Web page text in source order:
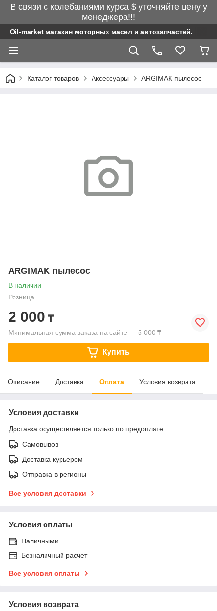
В связи с колебаниями курса $ уточняйте цену у
менеджера!!!
Oil-market магазин моторных масел и автозапчастей.
Каталог товаров Аксессуары ARGIMAK пылесос
ARGIMAK пылесос
В наличии
Розница
2 000 ₸
Минимальная сумма заказа на сайте — 5 000 ₸
Купить
Описание Доставка Оплата Условия возврата
Условия доставки
Доставка осуществляется только по предоплате.
Самовывоз
Доставка курьером
Отправка в регионы
Все условия доставки
Условия оплаты
Наличными
Безналичный расчет
Все условия оплаты
Условия возврата